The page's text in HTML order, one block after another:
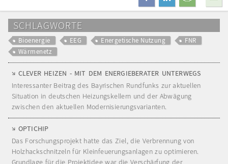
teilen mitteilendrucken
SCHLAGWORTE
Bioenergie EEG Energetische Nutzung
FNR
Wärmenetz
CLEVER HEIZEN - MIT DEM ENERGIEBERATER UNTERWEGS
Interessanter Beitrag des Bayrischen Rundfunks zur aktuellen
Situation in deutschen Heizungskellern und der Abwägung
zwischen den aktuellen Modernisierungsvarianten.
OPTICHIP
Das Forschungsprojekt hatte das Ziel, die Verbrennung von
Holzhackschnitzeln für Kleinfeuerungsanlagen zu optimieren.
Grundlage für die Projektidee war die Verschärfung der